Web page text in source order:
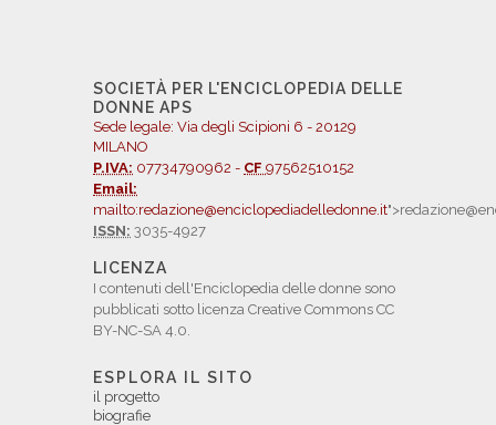
SOCIETÀ PER L'ENCICLOPEDIA DELLE
DONNE APS
Sede legale: Via degli Scipioni 6 - 20129
MILANO
P.IVA: 07734790962 - CF 97562510152
Email:
mailto:redazione@enciclopediadelledonne.it
ISSN: 3035-4927
LICENZA
I contenuti dell'Enciclopedia delle donne sono
pubblicati sotto licenza Creative Commons CC
BY-NC-SA 4.0.
ESPLORA IL SITO
il progetto
biografie